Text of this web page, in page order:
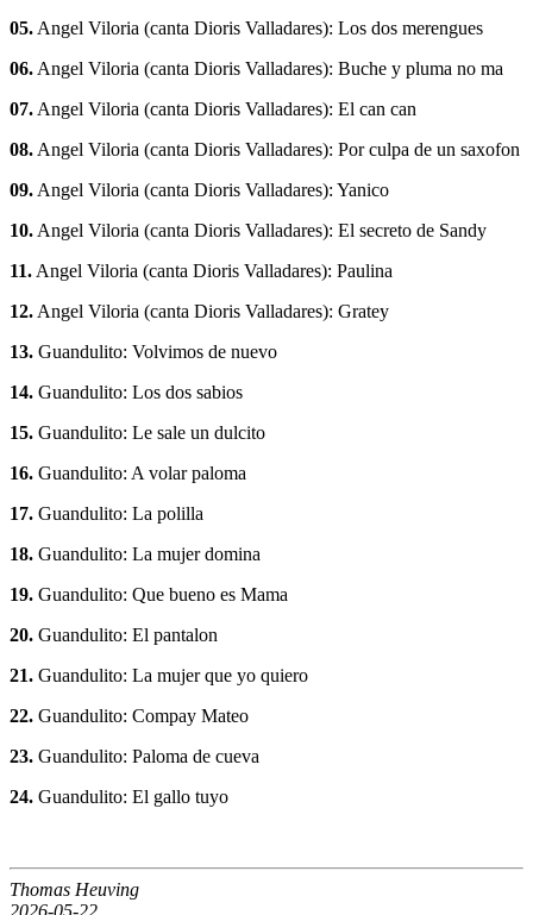
05.Angel Viloria (canta Dioris Valladares): Los dos merengues
06.Angel Viloria (canta Dioris Valladares): Buche y pluma no ma
07.Angel Viloria (canta Dioris Valladares): El can can
08.Angel Viloria (canta Dioris Valladares): Por culpa de un saxofon
09.Angel Viloria (canta Dioris Valladares): Yanico
10.Angel Viloria (canta Dioris Valladares): El secreto de Sandy
11.Angel Viloria (canta Dioris Valladares): Paulina
12.Angel Viloria (canta Dioris Valladares): Gratey
13. Guandulito: Volvimos de nuevo
14. Guandulito: Los dos sabios
15. Guandulito: Le sale un dulcito
16. Guandulito: A volar paloma
17. Guandulito: La polilla
18. Guandulito: La mujer domina
19. Guandulito: Que bueno es Mama
20. Guandulito: El pantalon
21. Guandulito: La mujer que yo quiero
22. Guandulito: Compay Mateo
23. Guandulito: Paloma de cueva
24. Guandulito: El gallo tuyo
Thomas Heuving